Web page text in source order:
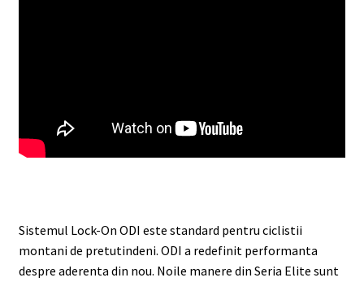
Sistemul Lock-On ODI este standard pentru ciclistii
montani de pretutindeni. ODI a redefinit performanta
despre aderenta din nou. Noile manere din Seria Elite sunt